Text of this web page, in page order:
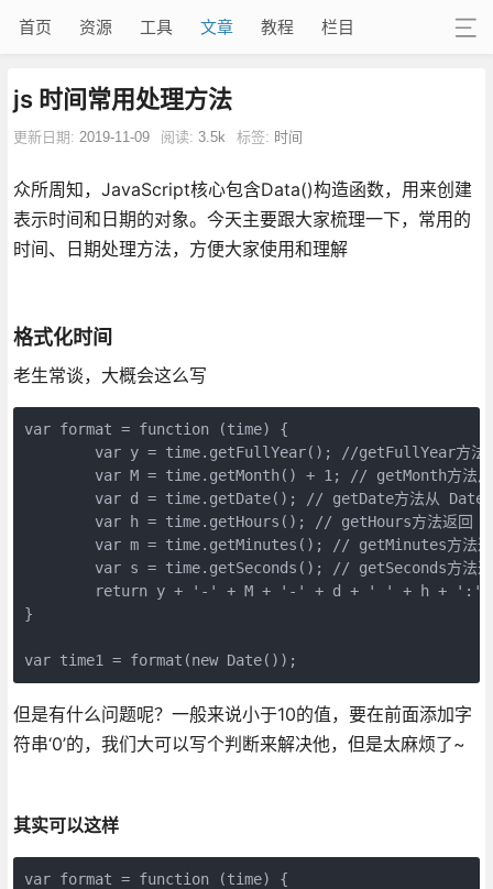
首页 资源 工具 文章 教程 栏目
js 时间常用处理方法
更新日期: 2019-11-09 阅读: 3.5k 标签: 时间
众所周知，JavaScript核心包含Data()构造函数，用来创建
表示时间和日期的对象。今天主要跟大家梳理一下，常用的
时间、日期处理方法，方便大家使用和理解
格式化时间
老生常谈，大概会这么写
var format = function (time) {
var y = time.getFullYear(); //getFullYear方法
var M = time.getMonth() + 1; // getMonth方法从
var d = time.getDate(); // getDate方法从 Date
var h = time.getHours(); // getHours方法返回
var m = time.getMinutes(); // getMinutes方法
var s = time.getSeconds(); // getSeconds方法
return y + '-' + M + '-' + d + ' ' + h + ':'
}
var time1 = format(new Date());
但是有什么问题呢？一般来说小于10的值，要在前面添加字
符串‘0’的，我们大可以写个判断来解决他，但是太麻烦了~
其实可以这样
var format = function (time) {